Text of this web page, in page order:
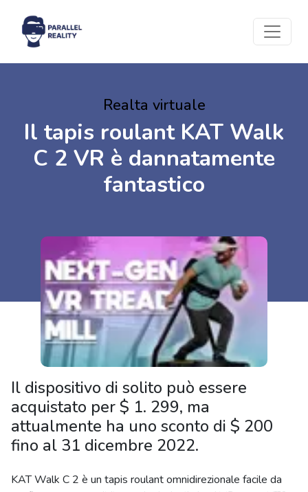
Realta virtuale
Il tapis roulant KAT Walk
C 2 VR è dannatamente
fantastico
Il dispositivo di solito può essere
acquistato per $ 1. 299, ma
attualmente ha uno sconto di $ 200
fino al 31 dicembre 2022.
KAT Walk C 2 è un tapis roulant omnidirezionale facile da